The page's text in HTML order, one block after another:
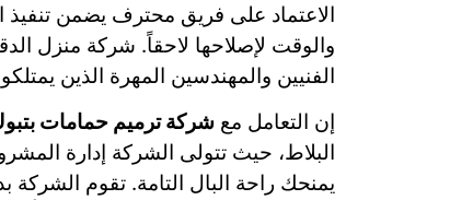
الاعتماد على فريق محترف يضمن تنفيذ
والوقت لإصلاحها لاحقاً. شركة منزل
الفنيين والمهندسين المهرة الذين
إن التعامل معشركة ترميم حمامات
البلاط، حيث تتولى الشركة إدارة
يمنحك راحة البال التامة. تقوم